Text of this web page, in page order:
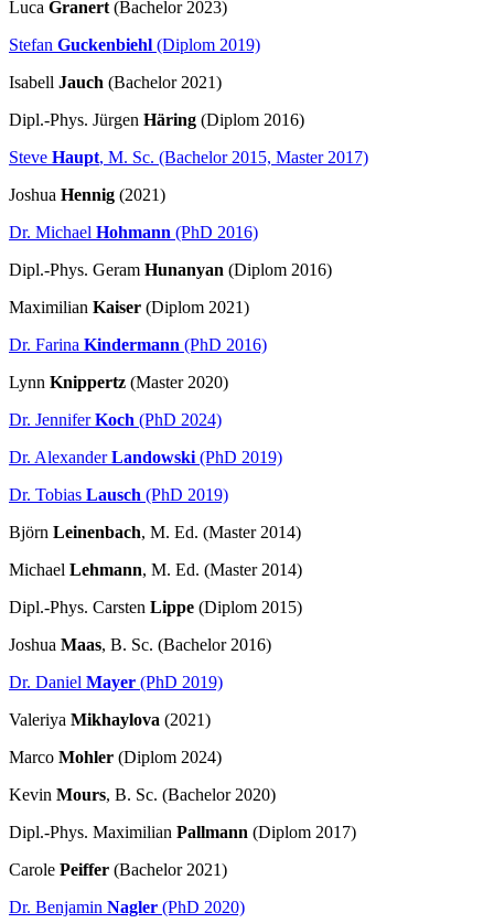
Luca Granert (Bachelor 2023)
Stefan Guckenbiehl (Diplom 2019)
Isabell Jauch (Bachelor 2021)
Dipl.-Phys. Jürgen Häring (Diplom 2016)
Steve Haupt, M. Sc. (Bachelor 2015, Master 2017)
Joshua Hennig (2021)
Dr. Michael Hohmann (PhD 2016)
Dipl.-Phys. Geram Hunanyan (Diplom 2016)
Maximilian Kaiser (Diplom 2021)
Dr. Farina Kindermann (PhD 2016)
Lynn Knippertz (Master 2020)
Dr. JenniferKoch (PhD 2024)
Dr. AlexanderLandowski (PhD 2019)
Dr. Tobias Lausch (PhD 2019)
Björn Leinenbach, M. Ed. (Master 2014)
Michael Lehmann, M. Ed. (Master 2014)
Dipl.-Phys. Carsten Lippe (Diplom 2015)
Joshua Maas, B. Sc. (Bachelor 2016)
Dr. Daniel Mayer (PhD 2019)
Valeriya Mikhaylova (2021)
Marco Mohler (Diplom 2024)
Kevin Mours, B. Sc. (Bachelor 2020)
Dipl.-Phys. Maximilian Pallmann (Diplom 2017)
Carole Peiffer (Bachelor 2021)
Dr. Benjamin Nagler (PhD 2020)